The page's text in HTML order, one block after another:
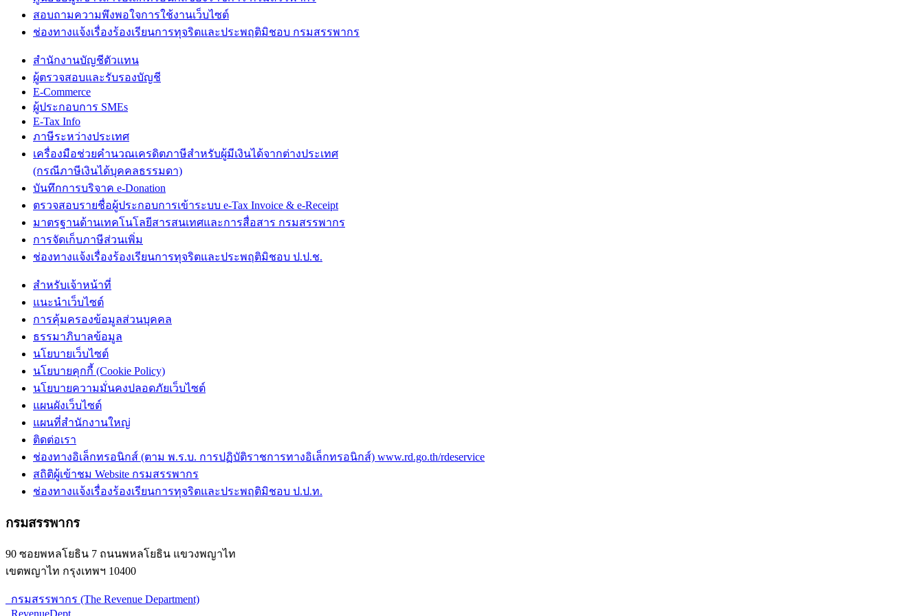
สอบถามความพึงพอใจการใช้งานเว็บไซต์
ช่องทางแจ้งเรื่องร้องเรียนการทุจริตและประพฤติมิชอบ กรมสรรพากร
สำนักงานบัญชีตัวแทน
ผู้ตรวจสอบและรับรองบัญชี
E-Commerce
ผู้ประกอบการ SMEs
E-Tax Info
ภาษีระหว่างประเทศ
เครื่องมือช่วยคำนวณเครดิตภาษีสำหรับผู้มีเงินได้จากต่างประเทศ
(กรณีภาษีเงินได้บุคคลธรรมดา)
บันทึกการบริจาค e-Donation
ตรวจสอบรายชื่อผู้ประกอบการเข้าระบบ e-Tax Invoice & e-Receipt
มาตรฐานด้านเทคโนโลยีสารสนเทศและการสื่อสาร กรมสรรพากร
การจัดเก็บภาษีส่วนเพิ่ม
ช่องทางแจ้งเรื่องร้องเรียนการทุจริตและประพฤติมิชอบ ป.ป.ช.
สำหรับเจ้าหน้าที่
แนะนำเว็บไซต์
การคุ้มครองข้อมูลส่วนบุคคล
ธรรมาภิบาลข้อมูล
นโยบายเว็บไซต์
นโยบายคุกกี้ (Cookie Policy)
นโยบายความมั่นคงปลอดภัยเว็บไซต์
แผนผังเว็บไซต์
แผนที่สำนักงานใหญ่
ติดต่อเรา
ช่องทางอิเล็กทรอนิกส์ (ตาม พ.ร.บ. การปฏิบัติราชการทางอิเล็กทรอนิกส์) www.rd.go.th/rdeservice
สถิติผู้เข้าชม Website กรมสรรพากร
ช่องทางแจ้งเรื่องร้องเรียนการทุจริตและประพฤติมิชอบ ป.ป.ท.
กรมสรรพากร
90 ซอยพหลโยธิน 7 ถนนพหลโยธิน แขวงพญาไท
เขตพญาไท กรุงเทพฯ 10400
กรมสรรพากร (The Revenue Department)